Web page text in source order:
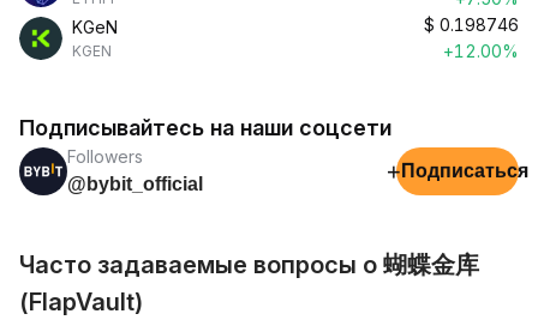
KGeN
KGEN
$ 0.198746
+12.00%
Подписывайтесь на наши соцсети
Followers
@bybit_official
+ Подписаться
Часто задаваемые вопросы о 蝴蝶金库
(FlapVault)